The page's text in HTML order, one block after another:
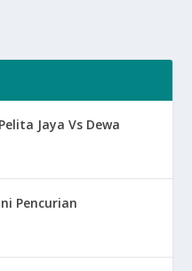
Jaya Vs Dewa
Pencurian